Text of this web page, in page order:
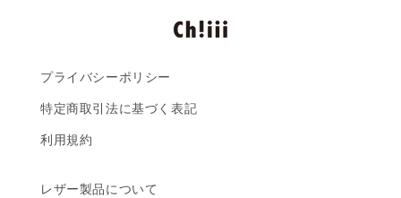
プライバシーポリシー
特定商取引法に基づく表記
利用規約
レザー製品について